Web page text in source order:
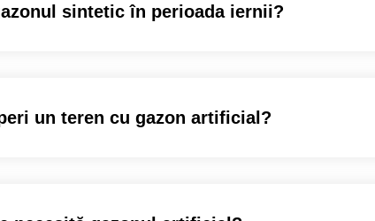
sintetic în perioada iernii?
un teren cu gazon artificial?